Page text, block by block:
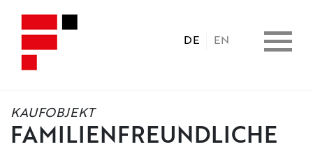
DE EN
HOME
KAUFOBJEKT
FAMILIENFREUNDLICHE